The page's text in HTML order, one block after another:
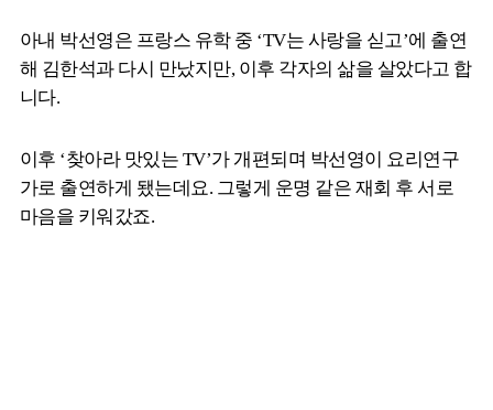
아내 박선영은 프랑스 유학 중 ‘TV는 사랑을 싣고’에 출연
해 김한석과 다시 만났지만, 이후 각자의 삶을 살았다고 합
니다.
이후 ‘찾아라 맛있는 TV’가 개편되며 박선영이 요리연구
가로 출연하게 됐는데요. 그렇게 운명 같은 재회 후 서로
마음을 키워갔죠.